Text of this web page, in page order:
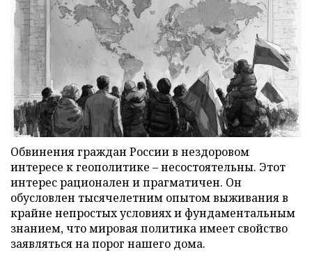
Обвинения граждан России в нездоровом
интересе к геополитике – несостоятельны. Этот
интерес рационален и прагматичен. Он
обусловлен тысячелетним опытом выживания в
крайне непростых условиях и фундаментальным
знанием, что мировая политика имеет свойство
заявляться на порог нашего дома.